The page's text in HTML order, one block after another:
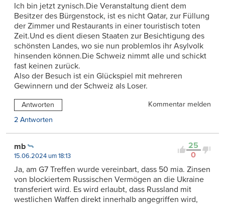
Ich bin jetzt zynisch.Die Veranstaltung dient dem
Besitzer des Bürgenstock, ist es nicht Qatar, zur Füllung
der Zimmer und Restaurants in einer touristisch toten
Zeit.Und es dient diesen Staaten zur Besichtigung des
schönsten Landes, wo sie nun problemlos ihr Asylvolk
hinsenden können.Die Schweiz nimmt alle und schickt
fast keinen zurück.
Also der Besuch ist ein Glückspiel mit mehreren
Gewinnern und der Schweiz als Loser.
Antworten
Kommentar melden
2 Antworten
25
0
mb
15.06.2024 um 18:13
Ja, am G7 Treffen wurde vereinbart, dass 50 mia. Zinsen
von blockiertem Russischen Vermögen an die Ukraine
transferiert wird. Es wird erlaubt, dass Russland mit
westlichen Waffen direkt innerhalb angegriffen wird,